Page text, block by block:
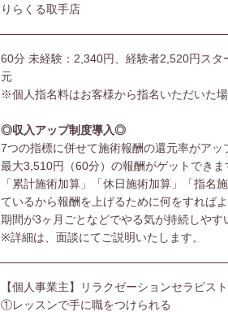
りらくる取手店
60分 未経験：2,340円、経験者2,520円スタ
元
※個人指名料はお客様から指名いただいた
◎収入アップ制度導入◎
7つの指標に併せて施術報酬の還元率がアッ
最大3,510円（60分）の報酬がゲットできま
「累計施術加算」「休日施術加算」「指名
ているから報酬を上げるために何をすれば
期間が3ヶ月ごとなどでやる気が持続しやす
※詳細は、面談にてご説明いたします。
【個人事業主】リラクゼーションセラピスト
①レッスンで手に職をつけられる